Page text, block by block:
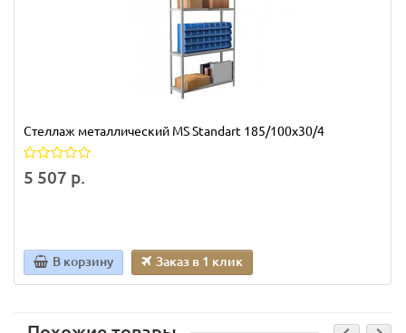
Стеллаж металлический MS Standart 185/100x30/4
5 507 р.
В корзину Заказ в 1 клик